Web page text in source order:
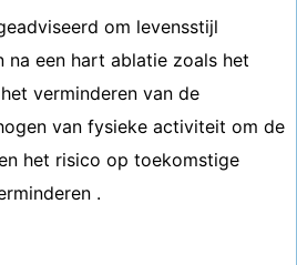
om levensstijl
na een hart ablatie zoals het
verminderen van de
van fysieke activiteit om de
het risico op toekomstige
.